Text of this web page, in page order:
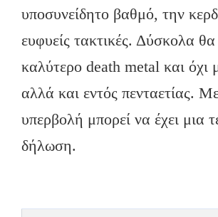
υποσυνείδητο βαθμό, την
ευφυείς τακτικές. Δύσκολα
καλύτερο death metal και όχι
αλλά και εντός πενταετίας.
υπερβολή μπορεί να έχει μια
δήλωση.